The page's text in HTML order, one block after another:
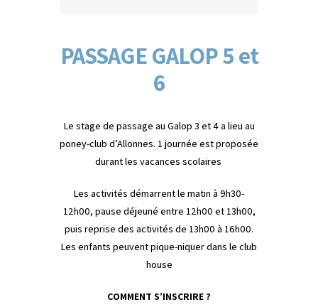
PASSAGE GALOP 5 et
6
Le stage de passage au Galop 3 et 4 a lieu au
poney-club d’Allonnes. 1 journée est proposée
durant les vacances scolaires
Les activités démarrent le matin à 9h30-
12h00, pause déjeuné entre 12h00 et 13h00,
puis reprise des activités de 13h00 à 16h00.
Les enfants peuvent pique-niquer dans le club
house
COMMENT S’INSCRIRE ?